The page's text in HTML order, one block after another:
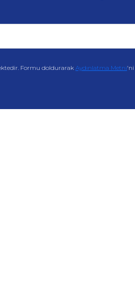
Formu doldurarak Aydınlatma Metni